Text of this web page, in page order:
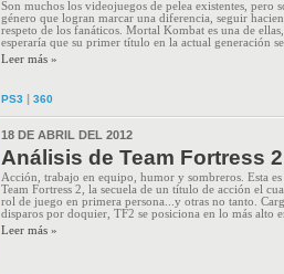
Son muchos los videojuegos de pelea existentes, pero
género que logran marcar una diferencia, seguir
respeto de los fanáticos. Mortal Kombat es una de
esperaría que su primer título en la actual generación
Leer más »
PS3 | 360
18 DE ABRIL DEL 2012
Análisis de Team Fortress
Acción, trabajo en equipo, humor y sombreros. Esta
Team Fortress 2, la secuela de un título de acción el
rol de juego en primera persona...y otras no tanto.
disparos por doquier, TF2 se posiciona en lo más alto
Leer más »